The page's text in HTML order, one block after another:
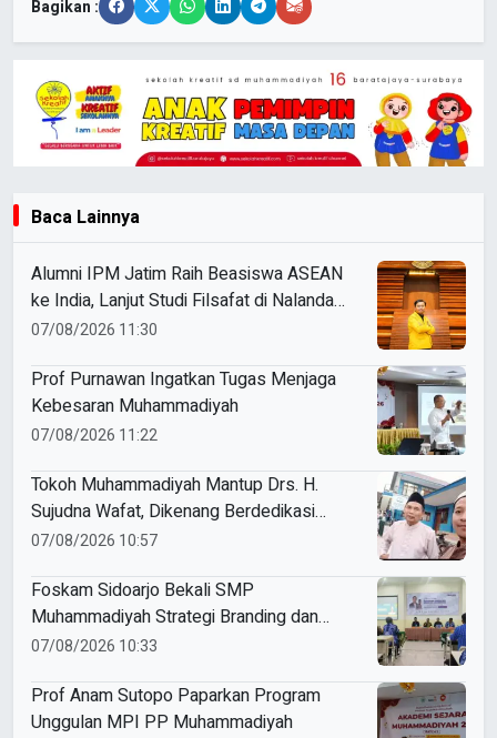
Bagikan :
Baca Lainnya
Alumni IPM Jatim Raih Beasiswa ASEAN
ke India, Lanjut Studi Filsafat di Nalanda
University
07/08/2026 11:30
Prof Purnawan Ingatkan Tugas Menjaga
Kebesaran Muhammadiyah
07/08/2026 11:22
Tokoh Muhammadiyah Mantup Drs. H.
Sujudna Wafat, Dikenang Berdedikasi
Kembangkan Dakwah dan Pendidikan
07/08/2026 10:57
Foskam Sidoarjo Bekali SMP
Muhammadiyah Strategi Branding dan
Marketing Sekolah
07/08/2026 10:33
Prof Anam Sutopo Paparkan Program
Unggulan MPI PP Muhammadiyah